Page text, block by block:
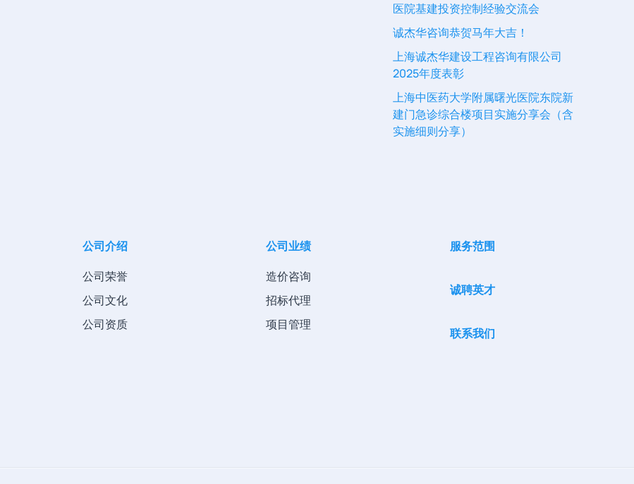
医院基建投资控制经验交流会
诚杰华咨询恭贺马年大吉！
上海诚杰华建设工程咨询有限公司
2025年度表彰
上海中医药大学附属曙光医院东院新
建门急诊综合楼项目实施分享会（含
实施细则分享）
公司介绍
公司荣誉
公司文化
公司资质
公司业绩
造价咨询
招标代理
项目管理
服务范围
诚聘英才
联系我们